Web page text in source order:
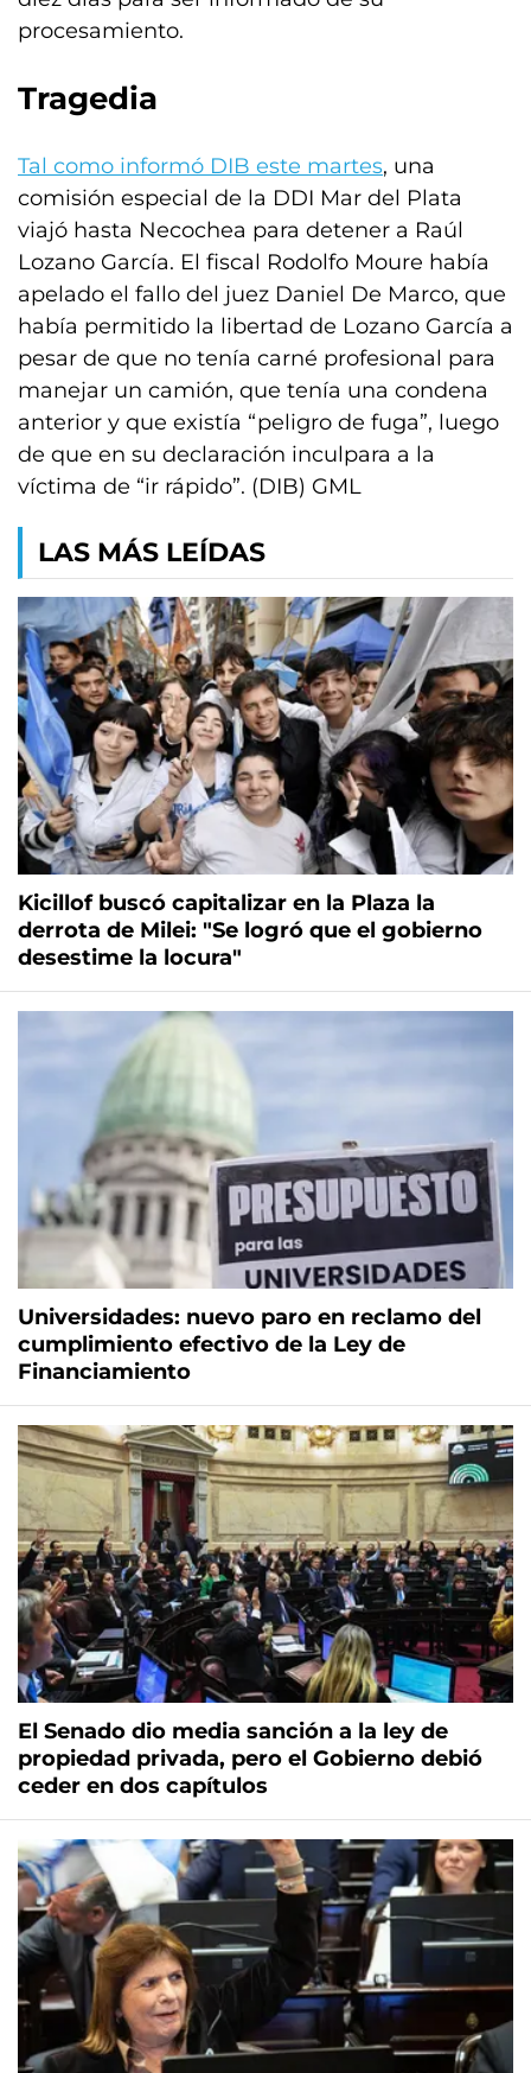
procesamiento.
Tragedia
Tal como informó DIB este martes, una
comisión especial de la DDI Mar del Plata
viajó hasta Necochea para detener a Raúl
Lozano García. El fiscal Rodolfo Moure había
apelado el fallo del juez Daniel De Marco, que
había permitido la libertad de Lozano García a
pesar de que no tenía carné profesional para
manejar un camión, que tenía una condena
anterior y que existía “peligro de fuga”, luego
de que en su declaración inculpara a la
víctima de “ir rápido”. (DIB) GML
LAS MÁS LEÍDAS
Kicillof buscó capitalizar en la Plaza la
derrota de Milei: "Se logró que el gobierno
desestime la locura"
Universidades: nuevo paro en reclamo del
cumplimiento efectivo de la Ley de
Financiamiento
El Senado dio media sanción a la ley de
propiedad privada, pero el Gobierno debió
ceder en dos capítulos